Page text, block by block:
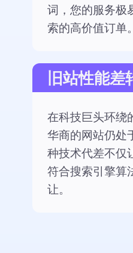
词，您的服务极
索的高价值订单。
旧站性能差
在科技巨头环绕
华商的网站仍处
种技术代差不仅
符合搜索引擎算
让。